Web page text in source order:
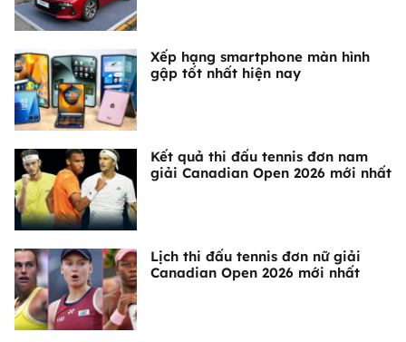
Xếp hạng smartphone màn hình
gập tốt nhất hiện nay
Kết quả thi đấu tennis đơn nam
giải Canadian Open 2026 mới nhất
Lịch thi đấu tennis đơn nữ giải
Canadian Open 2026 mới nhất